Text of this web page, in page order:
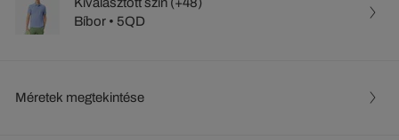
Bíbor • 5QD
Méretek megtekintése